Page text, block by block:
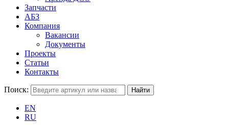
Запчасти
АБЗ
Компания
Вакансии
Документы
Проекты
Статьи
Контакты
Поиск:
EN
RU